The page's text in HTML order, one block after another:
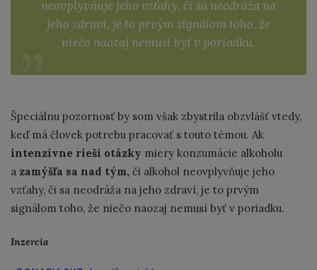
neovplyvňuje jeho vzťahy, či sa neodráža na
jeho zdraví, je to prvým signálom toho, že
niečo naozaj nemusí byť v poriadku.
Špeciálnu pozornosť by som však zbystrila obzvlášť vtedy,
keď má človek potrebu pracovať s touto témou. Ak
intenzívne rieši otázky miery konzumácie alkoholu
a zamýšľa sa nad tým, či alkohol neovplyvňuje jeho
vzťahy, či sa neodráža na jeho zdraví, je to prvým
signálom toho, že niečo naozaj nemusí byť v poriadku.
Inzercia